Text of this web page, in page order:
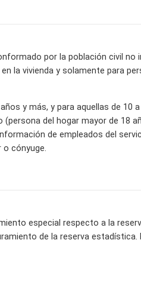
por la población civil
la vivienda y solamente para
y más, y para aquellas de 10
del hogar mayor de 18
de empleados del
o cónyuge.
especial respecto a la
de la reserva estadística.